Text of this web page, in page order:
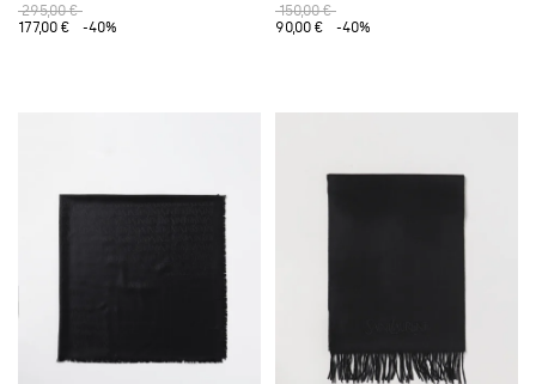
295,00 €
177,00 €
-40%
150,00 €
90,00 €
-40%